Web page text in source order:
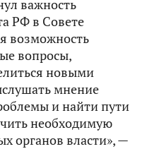
важность
РФ в Совете
возможность
вопросы,
новыми
мнение
и найти пути
необходимую
органов власти», —